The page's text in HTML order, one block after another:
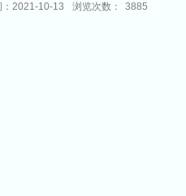
：2021-10-13 浏览次数： 3885